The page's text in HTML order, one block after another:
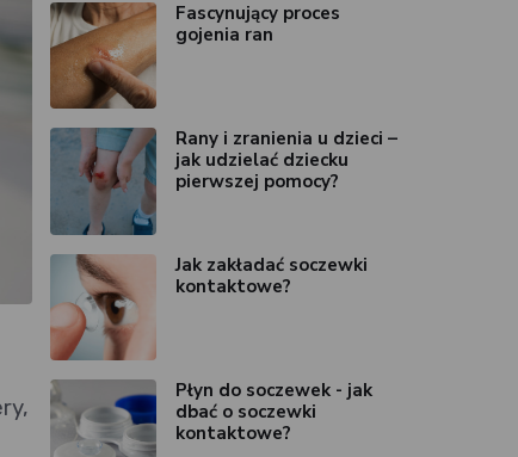
Fascynujący proces
gojenia ran
Rany i zranienia u dzieci –
jak udzielać dziecku
pierwszej pomocy?
Jak zakładać soczewki
kontaktowe?
Płyn do soczewek - jak
dbać o soczewki
kontaktowe?